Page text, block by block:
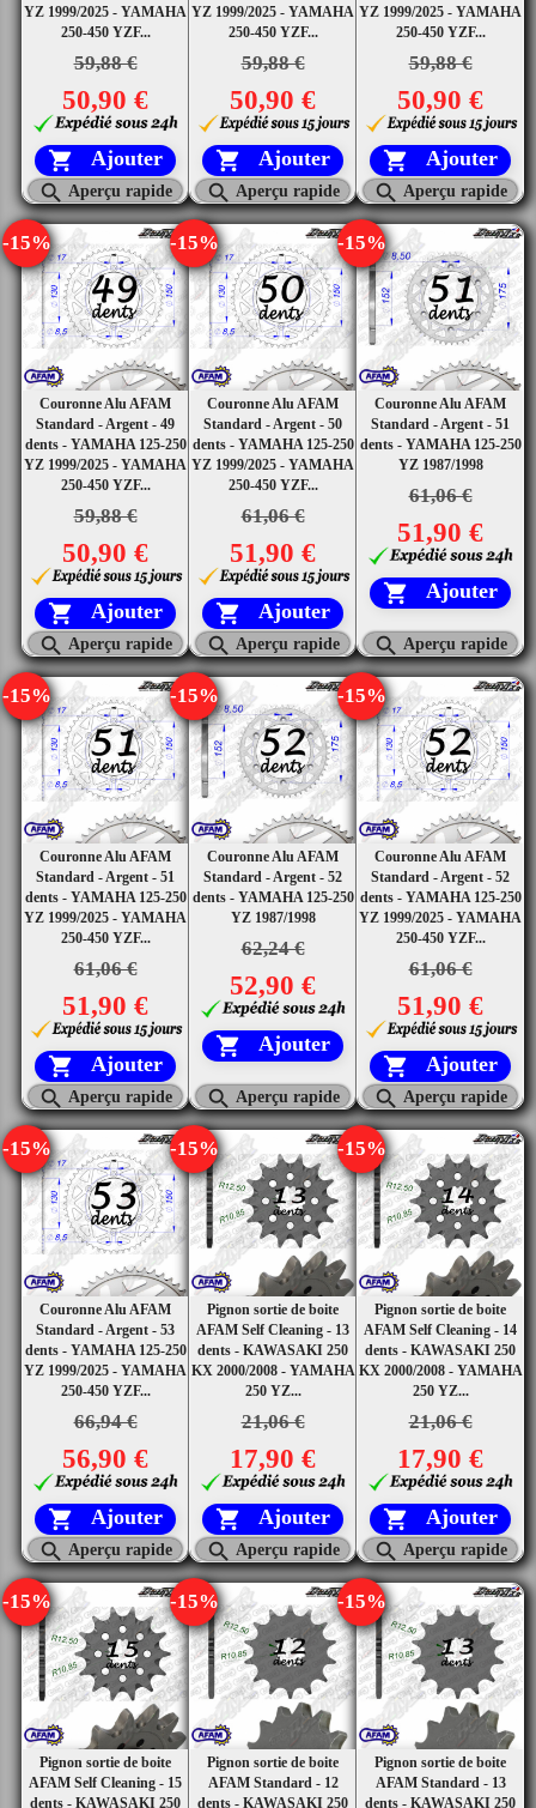
YZ 1999/2025 - YAMAHA
250-450 YZF...
59,88 €
50,90 €
 Ajouter
 Aperçu rapide
YZ 1999/2025 - YAMAHA
250-450 YZF...
59,88 €
50,90 €
 Ajouter
 Aperçu rapide
YZ 1999/2025 - YAMAHA
250-450 YZF...
59,88 €
50,90 €
 Ajouter
 Aperçu rapide
Couronne Alu AFAM
Standard - Argent - 49
dents - YAMAHA 125-250
YZ 1999/2025 - YAMAHA
250-450 YZF...
59,88 €
-15%
50,90 €
 Ajouter
 Aperçu rapide
Couronne Alu AFAM
Standard - Argent - 50
dents - YAMAHA 125-250
YZ 1999/2025 - YAMAHA
250-450 YZF...
61,06 €
-15%
51,90 €
 Ajouter
 Aperçu rapide
Couronne Alu AFAM
Standard - Argent - 51
dents - YAMAHA 125-250
YZ 1987/1998
61,06 €
-15%
51,90 €
 Ajouter
 Aperçu rapide
Couronne Alu AFAM
Standard - Argent - 51
dents - YAMAHA 125-250
YZ 1999/2025 - YAMAHA
250-450 YZF...
61,06 €
-15%
51,90 €
 Ajouter
 Aperçu rapide
Couronne Alu AFAM
Standard - Argent - 52
dents - YAMAHA 125-250
YZ 1987/1998
62,24 €
-15%
52,90 €
 Ajouter
 Aperçu rapide
Couronne Alu AFAM
Standard - Argent - 52
dents - YAMAHA 125-250
YZ 1999/2025 - YAMAHA
250-450 YZF...
61,06 €
-15%
51,90 €
 Ajouter
 Aperçu rapide
Couronne Alu AFAM
Standard - Argent - 53
dents - YAMAHA 125-250
YZ 1999/2025 - YAMAHA
250-450 YZF...
66,94 €
-15%
56,90 €
 Ajouter
 Aperçu rapide
Pignon sortie de boite
AFAM Self Cleaning - 13
dents - KAWASAKI 250
KX 2000/2008 - YAMAHA
250 YZ...
21,06 €
-15%
17,90 €
 Ajouter
 Aperçu rapide
Pignon sortie de boite
AFAM Self Cleaning - 14
dents - KAWASAKI 250
KX 2000/2008 - YAMAHA
250 YZ...
21,06 €
-15%
17,90 €
 Ajouter
 Aperçu rapide
Pignon sortie de boite
AFAM Self Cleaning - 15
dents - KAWASAKI 250
-15%
Pignon sortie de boite
AFAM Standard - 12
dents - KAWASAKI 250
-15%
Pignon sortie de boite
AFAM Standard - 13
dents - KAWASAKI 250
-15%